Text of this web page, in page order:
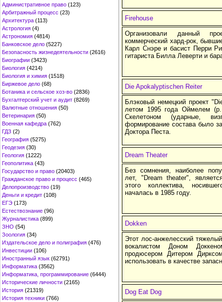
Административное право (123)
Арбитражный процесс (23)
Архитектура (113)
Астрология (4)
Астрономия (4814)
Банковское дело (5227)
Безопасность жизнедеятельности (2616)
Биографии (3423)
Биология (4214)
Биология и химия (1518)
Биржевое дело (68)
Ботаника и сельское хоз-во (2836)
Бухгалтерский учет и аудит (8269)
Валютные отношения (50)
Ветеринария (50)
Военная кафедра (762)
ГДЗ (2)
География (5275)
Геодезия (30)
Геология (1222)
Геополитика (43)
Государство и право (20403)
Гражданское право и процесс (465)
Делопроизводство (19)
Деньги и кредит (108)
ЕГЭ (173)
Естествознание (96)
Журналистика (899)
ЗНО (54)
Зоология (34)
Издательское дело и полиграфия (476)
Инвестиции (106)
Иностранный язык (62791)
Информатика (3562)
Информатика, программирование (6444)
Исторические личности (2165)
История (21319)
История техники (766)
Firehouse
Организовали данный
коммерческий хард-рок,
Карл Снэре и басист Перри
гитариста Билла Леверти и
Die Apokalyptischen Reiter
Блэковый немецкий проект
летом 1995 года Оймелем
Скелетоном (ударные,
формирование состава было
Доктора Песта.
Dream Theater
Без сомнения, наиболее
лет, "Dream theater",
этого коллектива,
началась в 1985 году.
Dokken
Этот лос-анжелесский
вокалистом Доном
продюсером Дитером
использовать в качестве
Dog Eat Dog